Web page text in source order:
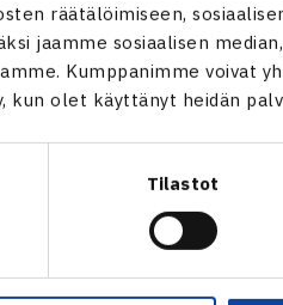
räätälöimiseen,
jaamme sosiaalisen
Kumppanimme voivat
olet käyttänyt heidän
Tilastot